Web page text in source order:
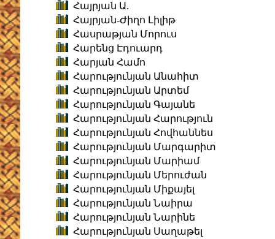
Հայրյան Ա.
Հայրյան-Ժիղո Լիլիթ
Հասրաթյան Մորուս
Հարենց Էդուարդ
Հարյան Համո
Հարությունյան Անահիտ
Հարությունյան Արտեմ
Հարությունյան Գայանե
Հարությունյան Հարություն
Հարությունյան Հովհաննես
Հարությունյան Մարգարիտ
Հարությունյան Մարիամ
Հարությունյան Մերուժան
Հարությունյան Միքայել
Հարությունյան Նաիրա
Հարությունյան Նարինե
Հարությունյան Սաղաթել